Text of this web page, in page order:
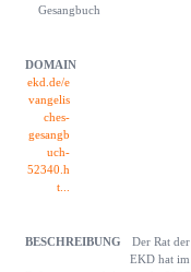
Gesangbuch
ekd.de/e
vangelis
ches-
gesangb
uch-
52340.h
t...
Der Rat der
EKD hat im